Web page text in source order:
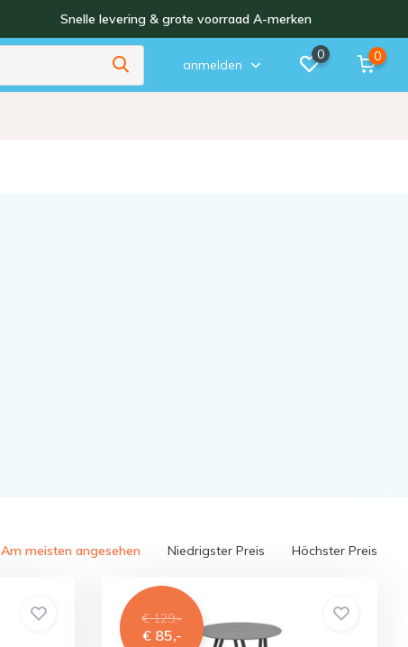
Snelle levering & grote voorraad A-merken
anmelden
0 0
Am meisten angesehen Niedrigster Preis Höchster Preis
€ 129,-
€ 85,-